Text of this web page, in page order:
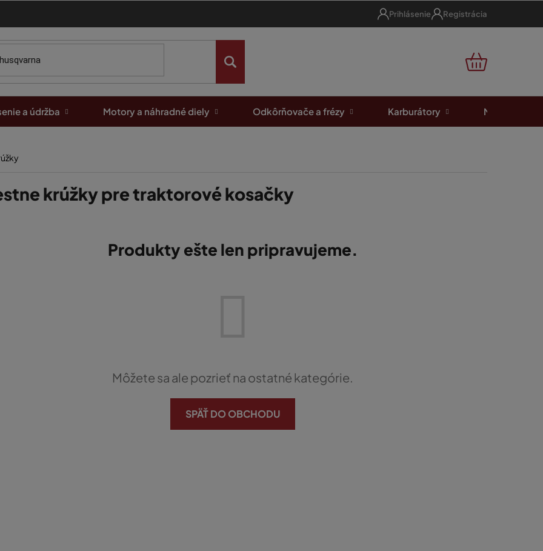
Prihlásenie Registrácia
NÁKUPNÝ
a údržba Motory a náhradné diely Odkôrňovače a frézy Karburátory Motorové
krúžky pre traktorové kosačky
Produkty ešte len pripravujeme.
Môžete sa ale pozrieť na ostatné kategórie.
SPÄŤ DO OBCHODU